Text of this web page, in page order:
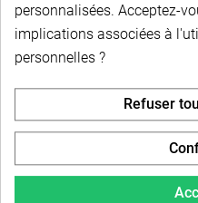
Pour recevoir
newsletter,
invitons à créer
client (cliquez
en haut à droite
personnalisées. Acceptez-
implications associées à
personnelles ?
Refuser